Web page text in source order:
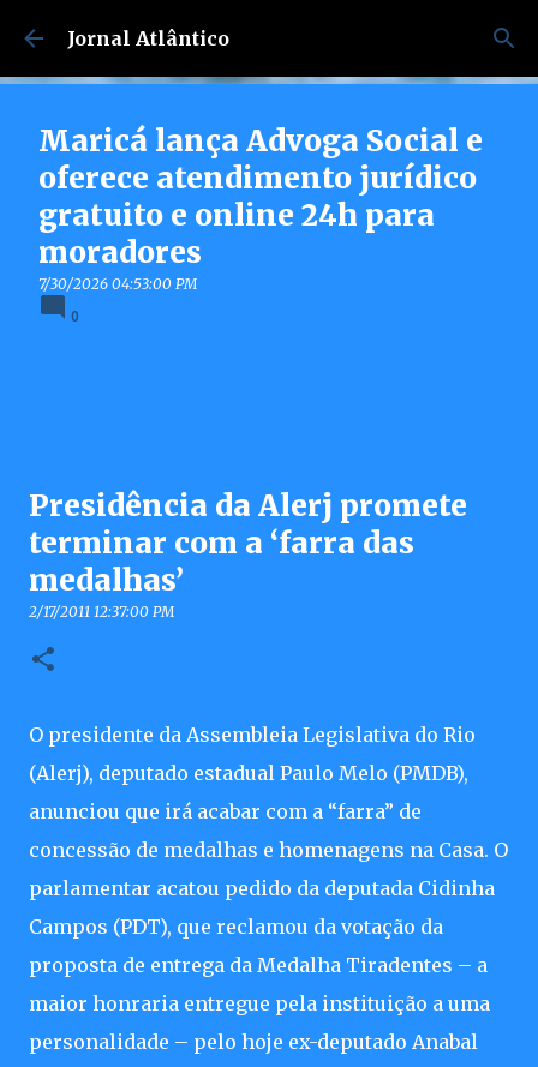
Pular para o conteúdo principal
Jornal Atlântico
Maricá lança Advoga Social e
oferece atendimento jurídico
gratuito e online 24h para
moradores
7/30/2026 04:53:00 PM
0
Presidência da Alerj promete
terminar com a ‘farra das
medalhas’
2/17/2011 12:37:00 PM
O presidente da Assembleia Legislativa do Rio
(Alerj), deputado estadual Paulo Melo (PMDB),
anunciou que irá acabar com a “farra” de
concessão de medalhas e homenagens na Casa. O
parlamentar acatou pedido da deputada Cidinha
Campos (PDT), que reclamou da votação da
proposta de entrega da Medalha Tiradentes – a
maior honraria entregue pela instituição a uma
personalidade – pelo hoje ex-deputado Anabal